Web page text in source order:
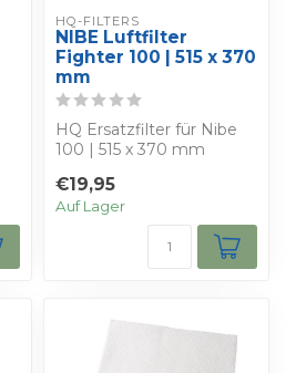
HQ-FILTERS
NIBE Luftfilter
Fighter 100 | 515 x 370
mm
HQ Ersatzfilter für Nibe
100 | 515 x 370 mm
diese sin...
€19,95
Auf Lager